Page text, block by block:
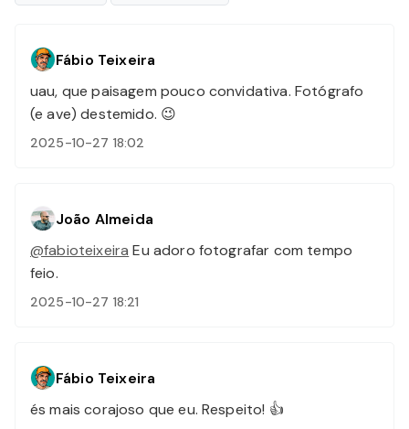
Fábio Teixeira
uau, que paisagem pouco convidativa. Fotógrafo
(e ave) destemido. 😉
2025-10-27 18:02
João Almeida
@fabioteixeira Eu adoro fotografar com tempo
feio.
2025-10-27 18:21
Fábio Teixeira
és mais corajoso que eu. Respeito! 👍